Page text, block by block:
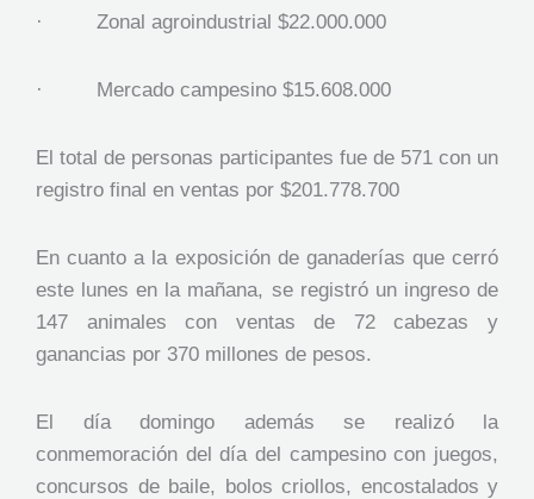
· Zonal agroindustrial $22.000.000
· Mercado campesino $15.608.000
El total de personas participantes fue de 571 con un
registro final en ventas por $201.778.700
En cuanto a la exposición de ganaderías que cerró
este lunes en la mañana, se registró un ingreso de
147 animales con ventas de 72 cabezas y
ganancias por 370 millones de pesos.
El día domingo además se realizó la
conmemoración del día del campesino con juegos,
concursos de baile, bolos criollos, encostalados y